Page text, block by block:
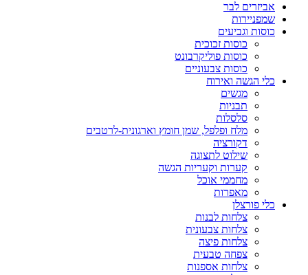
אביזרים לבר
שמפניירות
כוסות וגביעים
כוסות זכוכית
כוסות פוליקרבונט
כוסות צבעוניים
כלי הגשה ואירוח
מגשים
תבניות
סלסלות
מלח ופלפל, שמן חומץ וארגונית-לרטבים
דקורציה
שילוט לתצוגה
קערות וקעריות הגשה
מחממי אוכל
מאפרות
כלי פורצלן
צלחות לבנות
צלחות צבעונית
צלחות פיצה
צפחה טבעית
צלחות אספנות